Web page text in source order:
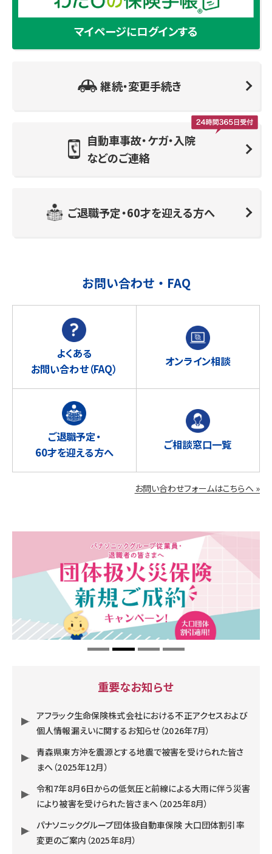
マイページにログインする
継続・変更手続き
自動車事故・ケガ・入院
などのご連絡
ご退職予定・60才を迎える方へ
お問い合わせ・FAQ
よくある
お問い合わせ（FAQ）
オンライン相談
ご退職予定・
60才を迎える方へ
ご相談窓口一覧
お問い合わせフォームはこちらへ »
重要なお知らせ
アフラック生命保険株式会社における不正アクセスおよび
個人情報漏えいに関するお知らせ（2026年7月）
青森県東方沖を震源とする地震で被害を受けられた皆さ
まへ（2025年12月）
令和7年8月6日からの低気圧と前線による大雨に伴う災害
により被害を受けられた皆さまへ（2025年8月）
パナソニックグループ団体扱自動車保険 大口団体割引率
変更のご案内（2025年8月）